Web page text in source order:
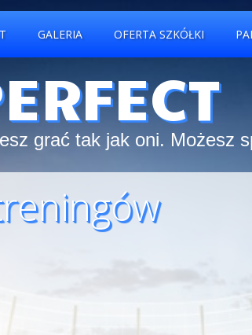
GALERIA OFERTA SZKÓŁKI
grać tak jak oni. Możesz